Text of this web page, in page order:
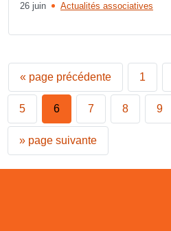
26 juin Actualités associatives
« page précédente 1
5 6 7 8 9
» page suivante